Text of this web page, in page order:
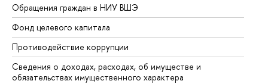
Обращения граждан в НИУ ВШЭ
Фонд целевого капитала
Противодействие коррупции
Сведения о доходах, расходах, об имуществе и
обязательствах имущественного характера